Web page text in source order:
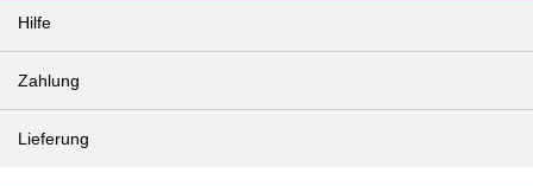
Hilfe
Zahlung
Lieferung